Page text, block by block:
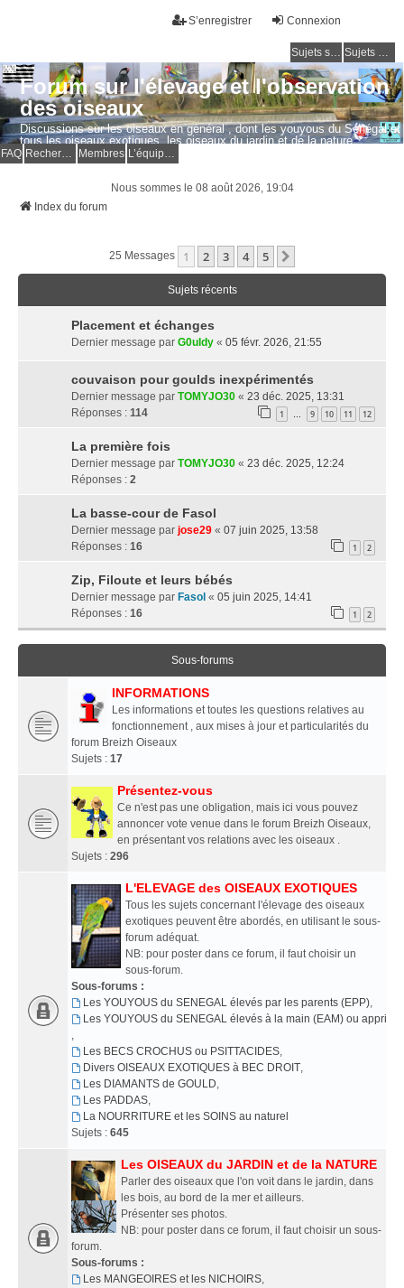
Connexion
S’enregistrer
Sujets sans réponse Sujets actifs
Forum sur l'élevage et l'observation
des oiseaux
Discussions sur les oiseaux en général , dont les youyous du Sénégal et
tous les oiseaux exotiques, les oiseaux du jardin et de la nature.
Questions, photos, expériences.
FAQ Membres
Nous sommes le 08 août 2026, 19:04
Index du forum
25 Messages 1 2 3 4 5
Sujets récents
Placement et échanges
Dernier message par G0uldy « 05 févr. 2026, 21:55
couvaison pour goulds inexpérimentés
Dernier message par TOMYJO30 « 23 déc. 2025, 13:31
Réponses : 114 1 9 10 11 12
La première fois
Dernier message par TOMYJO30 « 23 déc. 2025, 12:24
Réponses : 2
La basse-cour de Fasol
Dernier message par jose29 « 07 juin 2025, 13:58
Réponses : 16 1 2
Zip, Filoute et leurs bébés
Dernier message par Fasol « 05 juin 2025, 14:41
Réponses : 16 1 2
Sous-forums
INFORMATIONS
Les informations et toutes les questions relatives au
fonctionnement , aux mises à jour et particularités du
forum Breizh Oiseaux
Sujets : 17
Présentez-vous
Ce n'est pas une obligation, mais ici vous pouvez
annoncer vote venue dans le forum Breizh Oiseaux,
en présentant vos relations avec les oiseaux .
Sujets : 296
L'ELEVAGE des OISEAUX EXOTIQUES
Tous les sujets concernant l'élevage des oiseaux
exotiques peuvent être abordés, en utilisant le sous-
forum adéquat.
NB: pour poster dans ce forum, il faut choisir un
sous-forum.
Sous-forums :
Les YOUYOUS du SENEGAL élevés par les parents (EPP),
Les YOUYOUS du SENEGAL élevés à la main (EAM) ou
,
Les BECS CROCHUS ou PSITTACIDES,
Divers OISEAUX EXOTIQUES à BEC DROIT,
Les DIAMANTS de GOULD,
Les PADDAS,
La NOURRITURE et les SOINS au naturel
Sujets : 645
Les OISEAUX du JARDIN et de la NATURE
Parler des oiseaux que l'on voit dans le jardin, dans
les bois, au bord de la mer et ailleurs.
Présenter ses photos.
NB: pour poster dans ce forum, il faut choisir un sous-
forum.
Sous-forums :
Les MANGEOIRES et les NICHOIRS,